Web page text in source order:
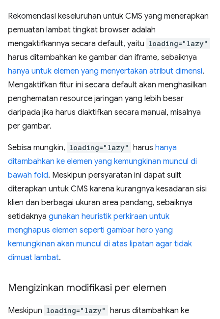
Rekomendasi keseluruhan untuk CMS yang menerapkan
pemuatan lambat tingkat browser adalah
mengaktifkannya secara default, yaitu loading="lazy"
harus ditambahkan ke gambar dan iframe, sebaiknya
hanya untuk elemen yang menyertakan atribut dimensi.
Mengaktifkan fitur ini secara default akan menghasilkan
penghematan resource jaringan yang lebih besar
daripada jika harus diaktifkan secara manual, misalnya
per gambar.
Sebisa mungkin, loading="lazy" harus hanya
ditambahkan ke elemen yang kemungkinan muncul di
bawah fold. Meskipun persyaratan ini dapat sulit
diterapkan untuk CMS karena kurangnya kesadaran sisi
klien dan berbagai ukuran area pandang, sebaiknya
setidaknya gunakan heuristik perkiraan untuk
menghapus elemen seperti gambar hero yang
kemungkinan akan muncul di atas lipatan agar tidak
dimuat lambat.
Mengizinkan modifikasi per elemen
Meskipun loading="lazy" harus ditambahkan ke